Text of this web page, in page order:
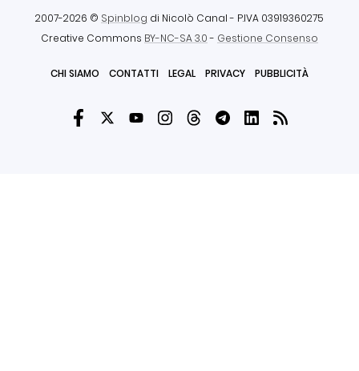
2007-2026 © Spinblog di Nicolò Canal - P.IVA 03919360275
Creative Commons BY-NC-SA 3.0- Gestione Consenso
CHI SIAMO CONTATTI LEGAL PRIVACY PUBBLICITÀ